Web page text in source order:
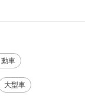
車
大型車